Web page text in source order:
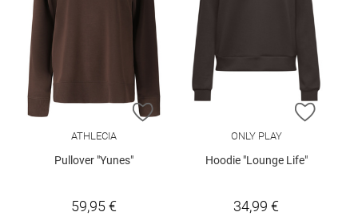
ZUR WUNSCHLISTE HINZUFÜGEN
ATHLECIA
Pullover "Yunes"
59,95 €
ZUR
ONLY PLAY
Hoodie "Lounge Life"
34,99 €